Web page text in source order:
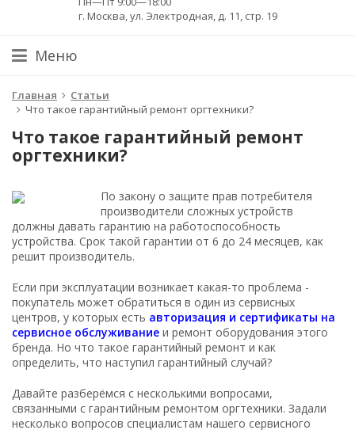
г. Москва, ул. Электродная, д. 11, стр. 19
Меню
Главная
Статьи
Что такое гарантийный ремонт оргтехники?
Что такое гарантийный ремонт
оргтехники?
По закону о защите прав потребителя
производители сложных устройств
должны давать гарантию на работоспособность
устройства. Срок такой гарантии от 6 до 24 месяцев, как
решит производитель.
Если при эксплуатации возникает какая-то проблема -
покупатель может обратиться в один из сервисных
центров, у которых есть авторизация и сертификаты на
сервисное обслуживание и ремонт оборудования этого
бренда. Но что такое гарантийный ремонт и как
определить, что наступил гарантийный случай?
Давайте разберёмся с несколькими вопросами,
связанными с гарантийным ремонтом оргтехники. Задали
несколько вопросов специалистам нашего сервисного